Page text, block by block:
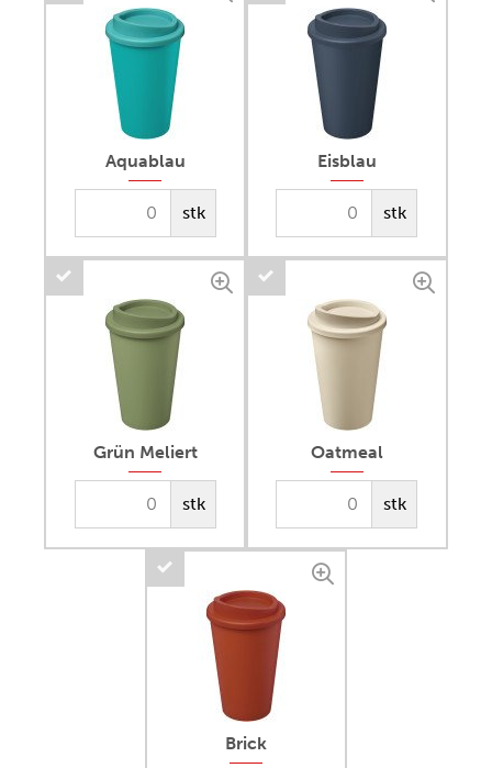
Aquablau
stk
Eisblau
stk
Grün Meliert
stk
Oatmeal
stk
Brick